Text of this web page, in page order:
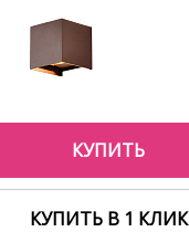
КУПИТЬ
КУПИТЬ В 1 КЛИК